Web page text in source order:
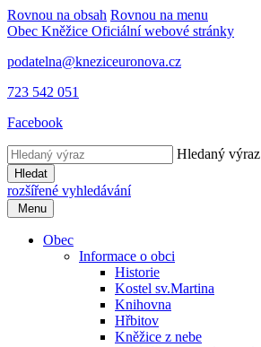
Rovnou na obsah Rovnou na menu
Obec Kněžice Oficiální webové stránky
podatelna@kneziceuronova.cz
723 542 051
Facebook
Hledaný výraz
Hledat
rozšířené vyhledávání
Menu
Obec
Informace o obci
Historie
Kostel sv.Martina
Knihovna
Hřbitov
Kněžice z nebe